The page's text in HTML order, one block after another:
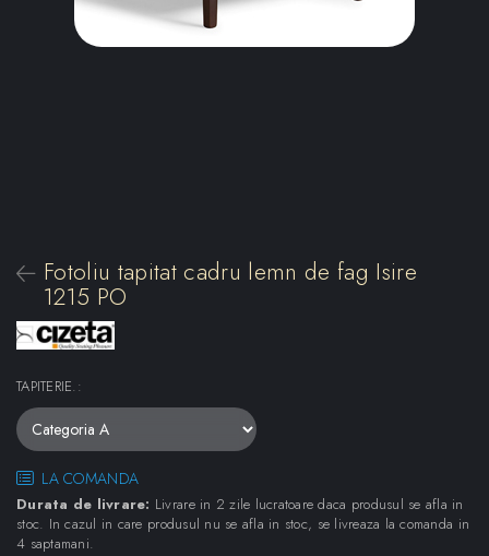
Fotoliu tapitat cadru lemn de fag Isire
1215 PO
TAPITERIE. :
LA COMANDA
Durata de livrare: Livrare in 2 zile lucratoare daca produsul se afla in
stoc. In cazul in care produsul nu se afla in stoc, se livreaza la comanda in
4 saptamani.